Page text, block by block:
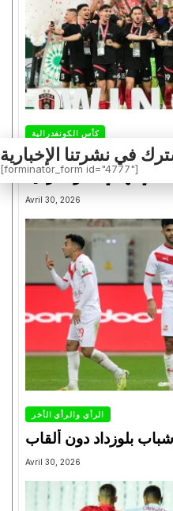
كأس الكونفدرالية
لإتحاد العاصمة قبل
في نهائي الكونفدرالية
Avril 30, 2026
الرأي والرأي الأخر
بلوزداد دون ألقاب
Avril 30, 2026
[forminator_form id="4777"]